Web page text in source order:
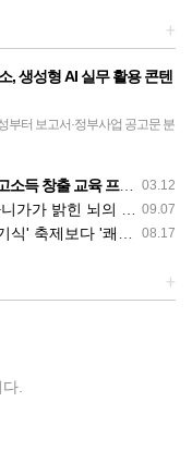
+
, 생성형 AI 실무 활용 콘텐
부터 보고서·정부사업 공고문 분
로그 목차별 링크 연결로 접근성
03.12
교육 프로그램 운영
09.07
가 밝힌 뇌의 비밀
08.17
'쾌적한 환경'이 우선
+
.